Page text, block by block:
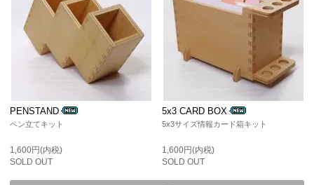
PENSTAND
ペン立てキット
1,600円(内税)
SOLD OUT
5x3 CARD BOX
5x3サイズ情報カード箱キット
1,600円(内税)
SOLD OUT